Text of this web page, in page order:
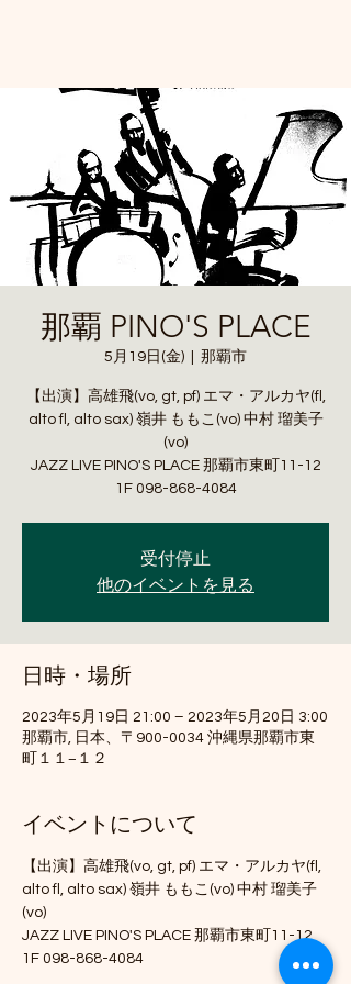
那覇 PINO'S PLACE
5月19日(金) 那覇市
【出演】高雄飛(vo, gt, pf) エマ・アルカヤ(fl,
alto fl, alto sax) 嶺井 ももこ(vo) 中村 瑠美子
(vo)
JAZZ LIVE PINO'S PLACE 那覇市東町11-12
1F 098-868-4084
受付停止
他のイベントを見る
日時・場所
2023年5月19日 21:00 – 2023年5月20日 3:00
那覇市, 日本、〒900-0034 沖縄県那覇市東
町１１−１２
イベントについて
【出演】高雄飛(vo, gt, pf) エマ・アルカヤ(fl,
alto fl, alto sax) 嶺井 ももこ(vo) 中村 瑠美子
(vo)
JAZZ LIVE PINO'S PLACE 那覇市東町11-12
1F 098-868-4084